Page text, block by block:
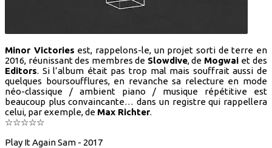
Minor Victories est, rappelons-le, un projet sorti de terre en
2016, réunissant des membres de Slowdive, de Mogwai et des
Editors. Si l’album était pas trop mal mais souffrait aussi de
quelques boursoufflures, en revanche sa relecture en mode
néo-classique / ambient piano / musique répétitive est
beaucoup plus convaincante… dans un registre qui rappellera
celui, par exemple, de Max Richter.
☆☆☆☆☆
Play It Again Sam - 2017